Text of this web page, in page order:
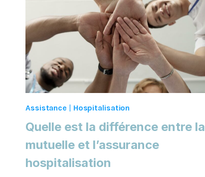
Assistance Hospitalisation
Quelle est la différence entre la
mutuelle et l’assurance
hospitalisation